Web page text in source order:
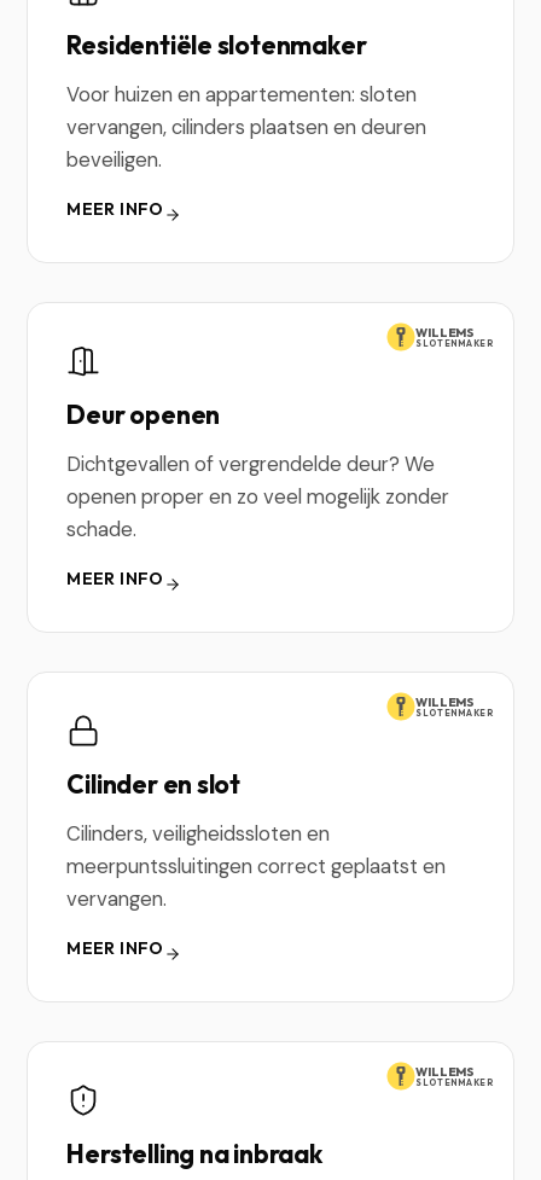
Residentiële slotenmaker
Voor huizen en appartementen: sloten
vervangen, cilinders plaatsen en deuren
beveiligen.
MEER INFO
WILLEMS
SLOTENMAKER
Deur openen
Dichtgevallen of vergrendelde deur? We
openen proper en zo veel mogelijk zonder
schade.
MEER INFO
WILLEMS
SLOTENMAKER
Cilinder en slot
Cilinders, veiligheidssloten en
meerpuntssluitingen correct geplaatst en
vervangen.
MEER INFO
WILLEMS
SLOTENMAKER
Herstelling na inbraak